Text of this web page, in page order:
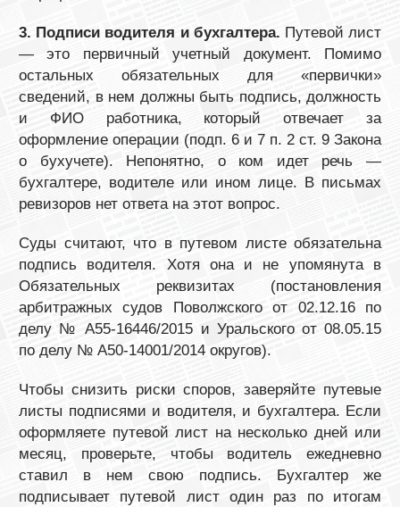
3. Подписи водителя и бухгалтера. Путевой лист
— это первичный учетный документ. Помимо
остальных обязательных для «первички»
сведений, в нем должны быть подпись, должность
и ФИО работника, который отвечает за
оформление операции (подп. 6 и 7 п. 2 ст. 9 Закона
о бухучете). Непонятно, о ком идет речь —
бухгалтере, водителе или ином лице. В письмах
ревизоров нет ответа на этот вопрос.
Суды считают, что в путевом листе обязательна
подпись водителя. Хотя она и не упомянута в
Обязательных реквизитах (постановления
арбитражных судов Поволжского от 02.12.16 по
делу № А55-16446/2015 и Уральского от 08.05.15
по делу № А50-14001/2014 округов).
Чтобы снизить риски споров, заверяйте путевые
листы подписями и водителя, и бухгалтера. Если
оформляете путевой лист на несколько дней или
месяц, проверьте, чтобы водитель ежедневно
ставил в нем свою подпись. Бухгалтер же
подписывает путевой лист один раз по итогам